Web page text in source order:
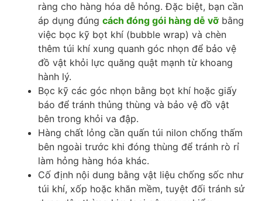
ràng cho hàng hóa dễ hỏng. Đặc biệt, bạn cần
áp dụng đúng cách đóng gói hàng dễ vỡ bằng
việc bọc kỹ bọt khí (bubble wrap) và chèn
thêm túi khí xung quanh góc nhọn để bảo vệ
đồ vật khỏi lực quăng quật mạnh từ khoang
hành lý.
Bọc kỹ các góc nhọn bằng bọt khí hoặc giấy
báo để tránh thủng thùng và bảo vệ đồ vật
bên trong khỏi va đập.
Hàng chất lỏng cần quấn túi nilon chống thấm
bên ngoài trước khi đóng thùng để tránh rò rỉ
làm hỏng hàng hóa khác.
Cố định nội dung bằng vật liệu chống sốc như
túi khí, xốp hoặc khăn mềm, tuyệt đối tránh sử